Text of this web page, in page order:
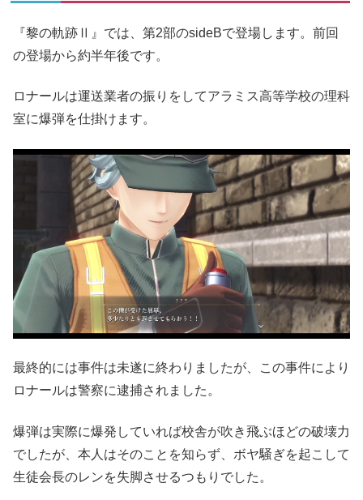
『黎の軌跡Ⅱ』では、第2部のsideBで登場します。前回
の登場から約半年後です。
ロナールは運送業者の振りをしてアラミス高等学校の理科
室に爆弾を仕掛けます。
最終的には事件は未遂に終わりましたが、この事件により
ロナールは警察に逮捕されました。
爆弾は実際に爆発していれば校舎が吹き飛ぶほどの破壊力
でしたが、 本人はそのことを知らず、ボヤ騒ぎを起こして
生徒会長のレンを失脚させるつもりでした。